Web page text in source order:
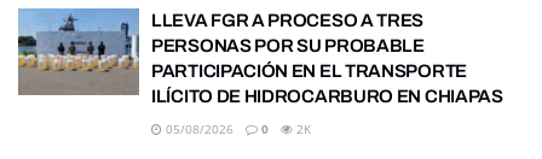
LLEVA FGR A PROCESO A TRES
PERSONAS POR SU PROBABLE
PARTICIPACIÓN EN EL TRANSPORTE
ILÍCITO DE HIDROCARBURO EN CHIAPAS
05/08/2026 0 2K